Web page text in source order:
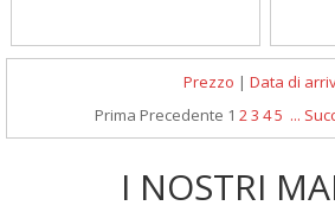
Prezzo | Data di
Prima Precedente 1 23 45 ...
I NOSTRI